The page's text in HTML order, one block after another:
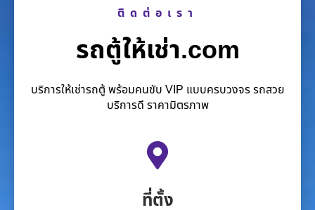
ติดต่อเรา
รถตู้ให้เช่า.com
บริการให้เช่ารถตู้ พร้อมคนขับ VIP แบบครบวงจร รถสวย
บริการดี ราคามิตรภาพ
ที่ตั้ง